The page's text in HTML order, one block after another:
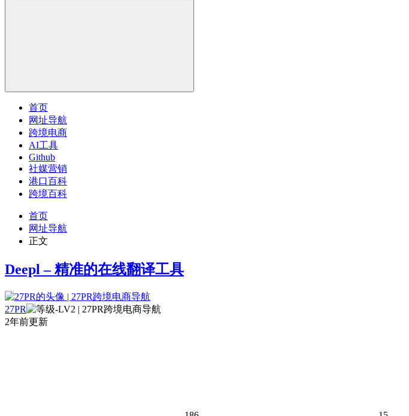
首页
网址导航
跨境电商
AI工具
Github
社媒营销
港口百科
跨境百科
首页
网址导航
正文
Deepl – 精准的在线翻译工具
27PR
2年前更新